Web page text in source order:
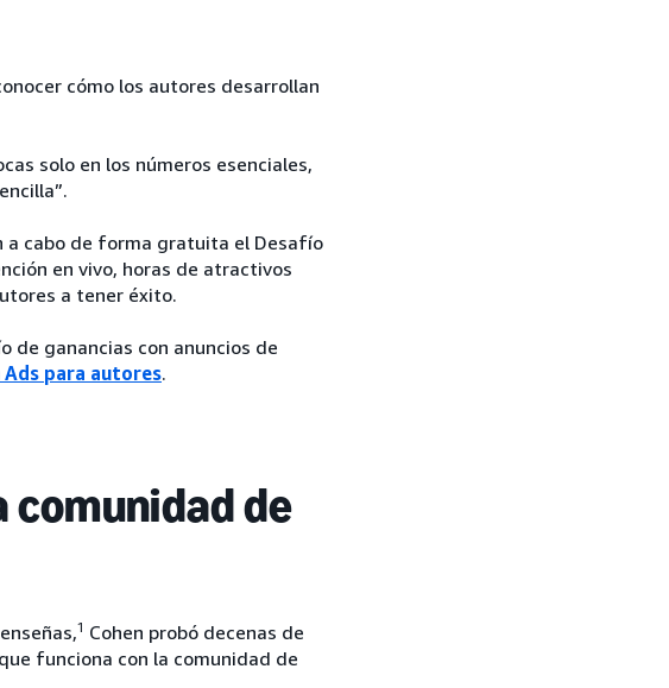
cómo los autores desarrollan
solo en los números esenciales,
a cabo de forma gratuita el Desafío
en vivo, horas de atractivos
a tener éxito.
de ganancias con anuncios de
Ads para autores.
de
1 Cohen probó decenas de
funciona con la comunidad de